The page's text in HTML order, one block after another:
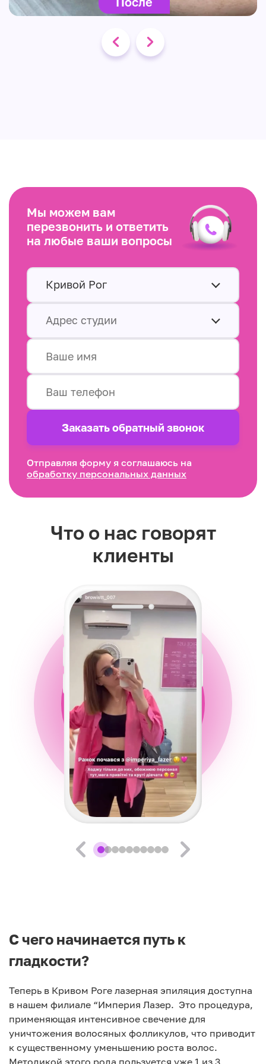
Мы можем вам
перезвонить и ответить
на любые ваши вопросы
Кривой Рог
Адрес студии
Заказать обратный звонок
Отправляя форму я соглашаюсь на
обработку персональных данных
Что о нас говорят
клиенты
С чего начинается путь к
гладкости?
Теперь в Кривом Роге лазерная эпиляция доступна
в нашем филиале “Империя Лазер. Это процедура,
применяющая интенсивное свечение для
уничтожения волосяных фолликулов, что приводит
к существенному уменьшению роста волос.
Методикой этого рода пользуется уже 1 из 3